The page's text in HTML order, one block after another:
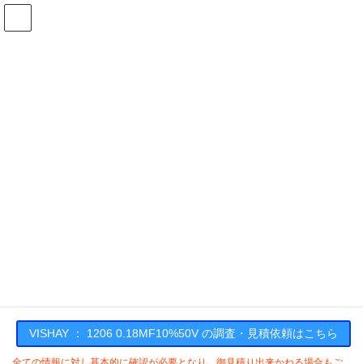
コ
ナ
VISHAY ： 1206 0.18MF10%50V の調査・見積依頼はこちら